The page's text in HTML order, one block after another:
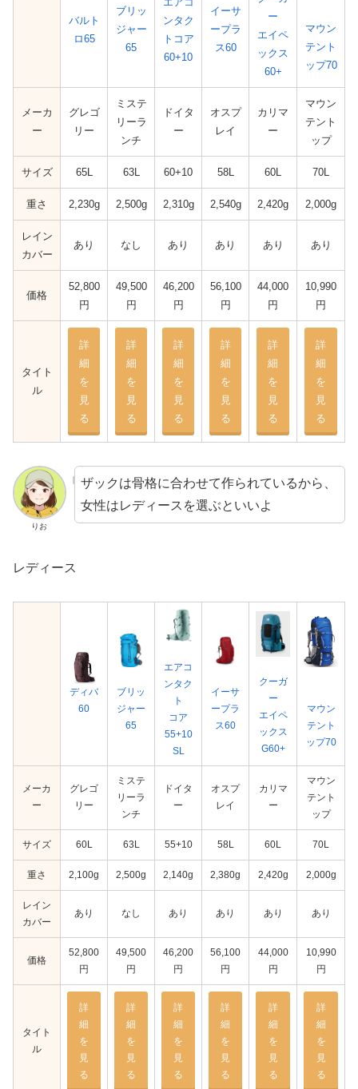
バルト
ロ65
ブリッ
ジャー
65
ンタク
トコア
60+10
イーサ
ープラ
ス60
ー
エイペ
ックス
60+
マウン
テント
ップ70
メーカ
ー
グレゴ
リー
ミステ
リーラ
ンチ
ドイタ
ー
オスプ
レイ
カリマ
ー
マウン
テント
ップ
サイズ 65L 63L 60+10 58L 60L 70L
重さ 2,230g 2,500g 2,310g 2,540g 2,420g 2,000g
レイン
カバー
あり なし あり あり あり あり
価格
52,800
円
49,500
円
46,200
円
56,100
円
44,000
円
10,990
円
タイト
ル
詳
細
を
見
る
詳
細
を
見
る
詳
細
を
見
る
詳
細
を
見
る
詳
細
を
見
る
詳
細
を
見
る
りお
ザックは骨格に合わせて作られているから、
女性はレディースを選ぶといいよ
レディース
ディバ
60
ブリッ
ジャー
65
エアコ
ンタク
ト
コア
55+10
SL
イーサ
ープラ
ス60
クーガ
ー
エイペ
ックス
G60+
マウン
テント
ップ70
メーカ
ー
グレゴ
リー
ミステ
リーラ
ンチ
ドイタ
ー
オスプ
レイ
カリマ
ー
マウン
テント
ップ
サイズ 60L 63L 55+10 58L 60L 70L
重さ 2,100g 2,500g 2,140g 2,380g 2,420g 2,000g
レイン
カバー
あり なし あり あり あり あり
価格
52,800
円
49,500
円
46,200
円
56,100
円
44,000
円
10,990
円
タイト
ル
詳
細
を
見
る
詳
細
を
見
る
詳
細
を
見
る
詳
細
を
見
る
詳
細
を
見
る
詳
細
を
見
る